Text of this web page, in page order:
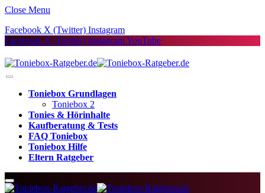
Close Menu
Facebook X (Twitter) Instagram
Facebook X (Twitter) InstagramYouTube
Toniebox Grundlagen
Toniebox 2
Tonies & Hörinhalte
Kaufberatung & Tests
FAQ Toniebox
Toniebox Hilfe
Eltern Ratgeber